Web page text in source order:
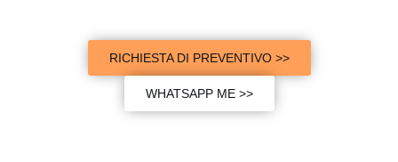
RICHIESTA DI PREVENTIVO >>
WHATSAPP ME >>